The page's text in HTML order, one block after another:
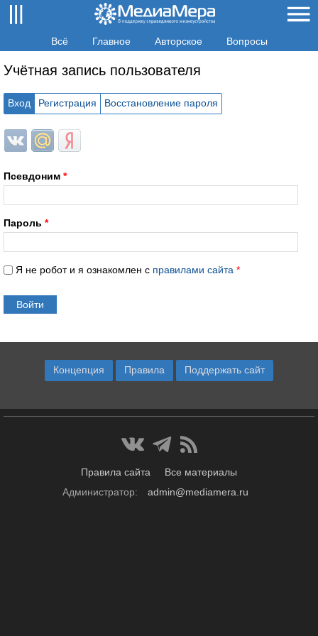
Всё Главное Авторское Вопросы
Учётная запись пользователя
Вход Регистрация Восстановление пароля
Login with ВКонтакте
Login with Mail.ru
Login with Яндекс
Псевдоним *
Пароль *
Я не робот и я ознакомлен с правилами сайта *
Концепция Правила Поддержать сайт
Правила сайта
Все материалы
Администратор:
admin@mediamera.ru